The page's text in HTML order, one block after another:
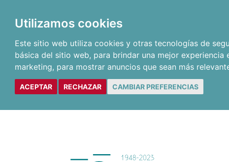
Utilizamos cookies
Este sitio web utiliza cookies y otras tecnologías de
básica del sitio web, para brindar una mejor experiencia
marketing, para mostrar anuncios que sean más
ACEPTAR RECHAZAR CAMBIAR PREFERENCIAS